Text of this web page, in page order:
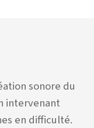
sonore du
intervenant
en difficulté.